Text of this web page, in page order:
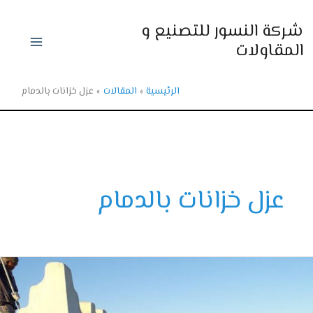
النسور للتصنيع و
الرئيسية المقالات عزل خزانات بالدمام
عزل خزانات بالدمام